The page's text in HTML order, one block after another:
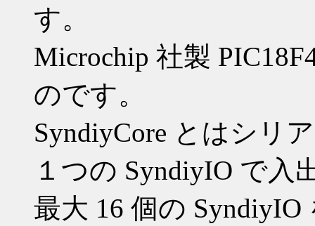
す。
Microchip 社製
のです。
SyndiyCore とはシリ
１つの SyndiyIO で入
最大 16 個の